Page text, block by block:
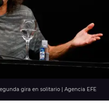
gira en solitario | Agencia EFE